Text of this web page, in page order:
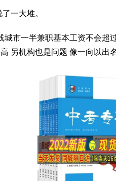
一大堆。
市一半兼职基本工资不会超
另机构也是问题 像一向以出